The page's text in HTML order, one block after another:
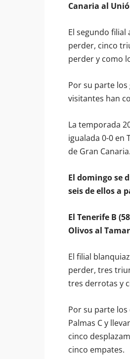
Canaria al
El segundo
perder, cinco
perder y como
Por su parte los
visitantes han
La temporada
igualada 0-0 en
de Gran Canaria.
El domingo se
seis de ellos a
El Tenerife B
Olivos al
El filial
perder, tres
tres derrotas y
Por su parte los
Palmas C y
cinco
cinco empates.